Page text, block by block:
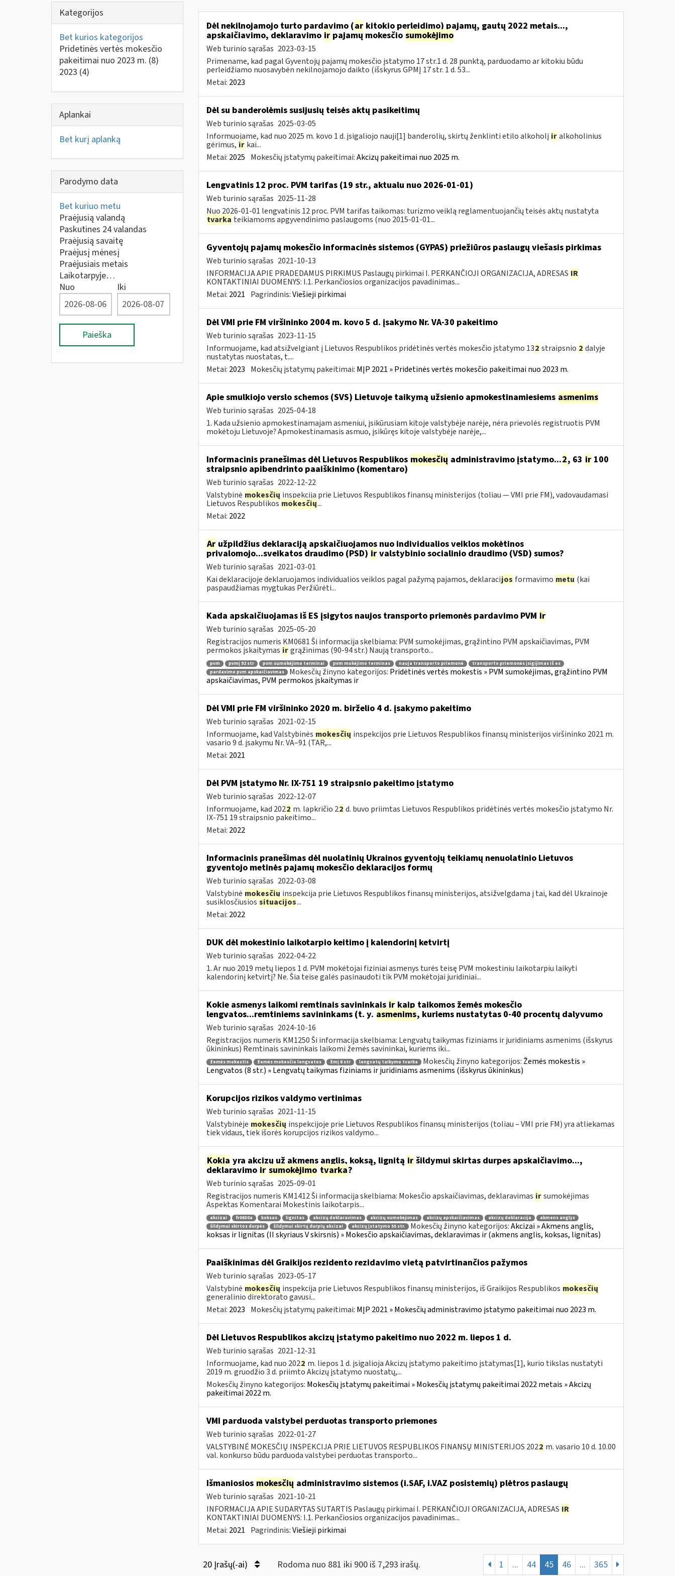
Kategorijos
Bet kurios kategorijos
Pridetinės vertės mokesčio
pakeitimai nuo 2023 m. (8)
2023 (4)
Aplankai
Bet kurį aplanką
Parodymo data
Bet kuriuo metu
Praėjusią valandą
Paskutines 24 valandas
Praėjusią savaitę
Praėjusį mėnesį
Praėjusiais metais
Laikotarpyje…
Nuo
Iki
Paieška
Dėl nekilnojamojo turto pardavimo (arkitokio perleidimo) pajamų, gautų 2022 metais...,
apskaičiavimo, deklaravimo irpajamų mokesčio sumokėjimo
Web turinio sąrašas 2023-03-15
Primename, kad pagal Gyventojų pajamų mokesčio įstatymo 17 str.1 d. 28 punktą, parduodamo ar kitokiu būdu
perleidžiamo nuosavybėn nekilnojamojo daikto (išskyrus GPMĮ 17 str. 1 d. 53...
Metai: 2023
Dėl su banderolėmis susijusių teisės aktų pasikeitimų
Web turinio sąrašas 2025-03-05
Informuojame, kad nuo 2025 m. kovo 1 d. įsigaliojo nauji[1] banderolių, skirtų ženklinti etilo alkoholį ir alkoholinius
gėrimus, ir kai...
Metai: 2025 Mokesčių įstatymų pakeitimai:Akcizų pakeitimai nuo 2025 m.
Lengvatinis 12 proc. PVM tarifas (19 str., aktualu nuo 2026-01-01)
Web turinio sąrašas 2025-11-28
Nuo 2026-01-01 lengvatinis 12 proc. PVM tarifas taikomas: turizmo veiklą reglamentuojančių teisės aktų nustatyta
tvarka teikiamoms apgyvendinimo paslaugoms (nuo 2015-01-01...
Gyventojų pajamų mokesčio informacinės sistemos (GYPAS) priežiūros paslaugų viešasis pirkimas
Web turinio sąrašas 2021-10-13
INFORMACIJA APIE PRADEDAMUS PIRKIMUS Paslaugų pirkimai I. PERKANČIOJI ORGANIZACIJA, ADRESAS IR
KONTAKTINIAI DUOMENYS: I.1. Perkančiosios organizacijos pavadinimas...
Metai: 2021 Pagrindinis:Viešieji pirkimai
Dėl VMI prie FM viršininko 2004 m. kovo 5 d. įsakymo Nr. VA-30 pakeitimo
Web turinio sąrašas 2023-11-15
Informuojame, kad atsižvelgiant į Lietuvos Respublikos pridėtinės vertės mokesčio įstatymo 132 straipsnio 2 dalyje
nustatytas nuostatas, t....
Metai: 2023 Mokesčių įstatymų pakeitimai: MĮP 2021 » Pridetinės vertės mokesčio pakeitimai nuo 2023 m.
Apie smulkiojo verslo schemos (SVS) Lietuvoje taikymą užsienio apmokestinamiesiems asmenims
Web turinio sąrašas 2025-04-18
1. Kada užsienio apmokestinamajam asmeniui, įsikūrusiam kitoje valstybėje narėje, nėra prievolės registruotis PVM
mokėtoju Lietuvoje? Apmokestinamasis asmuo, įsikūręs kitoje valstybėje narėje,...
Informacinis pranešimas dėl Lietuvos Respublikos mokesčių administravimo įstatymo...2, 63 ir100
straipsnio apibendrinto paaiškinimo (komentaro)
Web turinio sąrašas 2022-12-22
Valstybinė mokesčių inspekcija prie Lietuvos Respublikos finansų ministerijos (toliau — VMI prie FM), vadovaudamasi
Lietuvos Respublikosmokesčių...
Metai: 2022
Aružpildžius deklaraciją apskaičiuojamos nuo individualios veiklos mokėtinos
privalomojo...sveikatos draudimo (PSD) irvalstybinio socialinio draudimo (VSD) sumos?
Web turinio sąrašas 2021-03-01
Kai deklaracijoje deklaruojamos individualios veiklos pagal pažymą pajamos, deklaracijos formavimo metu (kai
paspaudžiamas mygtukas Peržiūrėti...
Kada apskaičiuojamas iš ES įsigytos naujos transporto priemonės pardavimo PVM ir
Web turinio sąrašas 2025-05-20
Registracijos numeris KM0681 Ši informacija skelbiama: PVM sumokėjimas, grąžintino PVM apskaičiavimas, PVM
permokos įskaitymas ir grąžinimas (90-94 str.) Naują transporto...
pvm pvmį 92 str pvm sumokėjimo terminai pvm mokėjimo terminas nauja transporto priemonė
transporto priemonės įsigijimas iš es
pardavimo pvm apskaičiavimas
Mokesčių žinyno kategorijos: Pridėtinės vertės mokestis » PVM sumokėjimas, grąžintino PVM
apskaičiavimas, PVM permokos įskaitymas ir
Dėl VMI prie FM viršininko 2020 m. birželio 4 d. įsakymo pakeitimo
Web turinio sąrašas 2021-02-15
Informuojame, kad Valstybinės mokesčių inspekcijos prie Lietuvos Respublikos finansų ministerijos viršininko 2021 m.
vasario 9 d. įsakymu Nr. VA–91 (TAR,...
Metai: 2021
Dėl PVM įstatymo Nr. IX-751 19 straipsnio pakeitimo įstatymo
Web turinio sąrašas 2022-12-07
Informuojame, kad 2022 m. lapkričio 22 d. buvo priimtas Lietuvos Respublikos pridėtinės vertės mokesčio įstatymo Nr.
IX-751 19 straipsnio pakeitimo...
Metai: 2022
Informacinis pranešimas dėl nuolatinių Ukrainos gyventojų teikiamų nenuolatinio Lietuvos
gyventojo metinės pajamų mokesčio deklaracijos formų
Web turinio sąrašas 2022-03-08
Valstybinė mokesčių inspekcija prie Lietuvos Respublikos finansų ministerijos, atsižvelgdama į tai, kad dėl Ukrainoje
susiklosčiusiossituacijos...
Metai: 2022
DUK dėl mokestinio laikotarpio keitimo į kalendorinį ketvirtį
Web turinio sąrašas 2022-04-22
1. Ar nuo 2019 metų liepos 1 d. PVM mokėtojai fiziniai asmenys turės teisę PVM mokestiniu laikotarpiu laikyti
kalendorinį ketvirtį? Ne. Šia teise galės pasinaudoti tik PVM mokėtojai juridiniai...
Kokie asmenys laikomi remtinais savininkaisirkaip taikomos žemės mokesčio
lengvatos...remtiniems savininkams (t. y. asmenims, kuriems nustatytas 0-40 procentų dalyvumo
Web turinio sąrašas 2024-10-16
Registracijos numeris KM1250 Ši informacija skelbiama: Lengvatų taikymas fiziniams ir juridiniams asmenims (išskyrus
ūkininkus) Remtinais savininkais laikomi žemės savininkai, kuriems iki...
žemės mokestis žemės mokesčio lengvatos žmį 8 str lengvatų taikymo tvarka Mokesčių žinyno kategorijos: Žemės mokestis »
Lengvatos (8 str.) » Lengvatų taikymas fiziniams ir juridiniams asmenims (išskyrus ūkininkus)
Korupcijos rizikos valdymo vertinimas
Web turinio sąrašas 2021-11-15
Valstybinėje mokesčių inspekcijoje prie Lietuvos Respublikos finansų ministerijos (toliau – VMI prie FM) yra atliekamas
tiek vidaus, tiek išorės korupcijos rizikos valdymo...
Kokia yra akcizų už akmens anglis, koksą, lignitą iršildymui skirtas durpes apskaičiavimo...,
deklaravimo ir sumokėjimo tvarka?
Web turinio sąrašas 2025-09-01
Registracijos numeris KM1412 Ši informacija skelbiama: Mokesčio apskaičiavimas, deklaravimas ir sumokėjimas
Aspektas Komentarai Mokestinis laikotarpis...
akcizai fr0630a koksas lignitas akcizų deklaravimas akcizų sumokėjimas akcizų apskaičiavimas akcizų deklaracija
akmens anglys
šildymui skirtos durpės
šildymui skirtų durpių akcizai akcizų įstatymo 55 str. Mokesčių žinyno kategorijos:Akcizai » Akmens anglis,
koksas ir lignitas (II skyriaus V skirsnis) » Mokesčio apskaičiavimas, deklaravimas ir (akmens anglis, koksas, lignitas)
Paaiškinimas dėl Graikijos rezidento rezidavimo vietą patvirtinančios pažymos
Web turinio sąrašas 2023-05-17
Valstybinė mokesčių inspekcija prie Lietuvos Respublikos finansų ministerijos, iš Graikijos Respublikos mokesčių
generalinio direktorato gavusi...
Metai: 2023 Mokesčių įstatymų pakeitimai: MĮP 2021 » Mokesčių administravimo įstatymo pakeitimai nuo 2023 m.
Dėl Lietuvos Respublikos akcizų įstatymo pakeitimo nuo 2022 m. liepos 1 d.
Web turinio sąrašas 2021-12-31
Informuojame, kad nuo 2022 m. liepos 1 d. įsigalioja Akcizų įstatymo pakeitimo įstatymas[1], kurio tikslas nustatyti
2019 m. gruodžio 3 d. priimto Akcizų įstatymo nuostatų,...
Mokesčių žinyno kategorijos: Mokesčių įstatymų pakeitimai » Mokesčių įstatymų pakeitimai 2022 metais » Akcizų
pakeitimai 2022 m.
VMI parduoda valstybei perduotas transporto priemones
Web turinio sąrašas 2022-01-27
VALSTYBINĖ MOKESČIŲ INSPEKCIJA PRIE LIETUVOS RESPUBLIKOS FINANSŲ MINISTERIJOS 2022 m. vasario 10 d. 10.00
val. konkurso būdu parduoda valstybei perduotas transporto...
Išmaniosios mokesčių administravimo sistemos (i.SAF, i.VAZ posistemių) plėtros paslaugų
Web turinio sąrašas 2021-10-21
INFORMACIJA APIE SUDARYTAS SUTARTIS Paslaugų pirkimai I. PERKANČIOJI ORGANIZACIJA, ADRESAS IR
KONTAKTINIAI DUOMENYS: I.1. Perkančiosios organizacijos pavadinimas...
Metai: 2021 Pagrindinis:Viešieji pirkimai
20 Įrašų(-ai) Rodoma nuo 881 iki 900 iš 7,293 irašų. 1 ... 44 45 46 ... 365